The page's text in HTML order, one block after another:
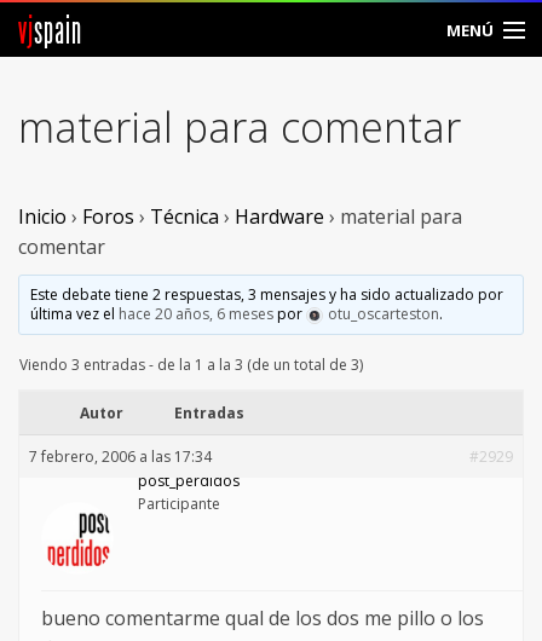
vjspain MENÚ
Foros
Vjspain
Ayuda
Contacto
material para comentar
Inicio › Foros › Técnica › Hardware › material para
comentar
Este debate tiene 2 respuestas, 3 mensajes y ha sido actualizado por
última vez el hace 20 años, 6 mesespor otu_oscarteston.
Viendo 3 entradas - de la 1 a la 3 (de un total de 3)
Autor Entradas
7 febrero, 2006 a las 17:34
#2929
post_perdidos
Participante
bueno comentarme qual de los dos me pillo o los